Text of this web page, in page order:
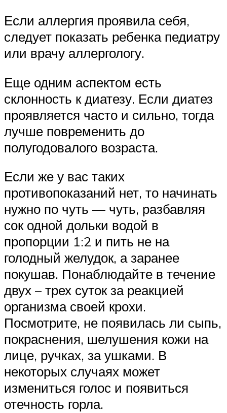
Если аллергия проявила себя,
следует показать ребенка педиатру
или врачу аллергологу.
Еще одним аспектом есть
склонность к диатезу. Если диатез
проявляется часто и сильно, тогда
лучше повременить до
полугодовалого возраста.
Если же у вас таких
противопоказаний нет, то начинать
нужно по чуть — чуть, разбавляя
сок одной дольки водой в
пропорции 1:2 и пить не на
голодный желудок, а заранее
покушав. Понаблюдайте в течение
двух – трех суток за реакцией
организма своей крохи.
Посмотрите, не появилась ли сыпь,
покраснения, шелушения кожи на
лице, ручках, за ушками. В
некоторых случаях может
измениться голос и появиться
отечность горла.